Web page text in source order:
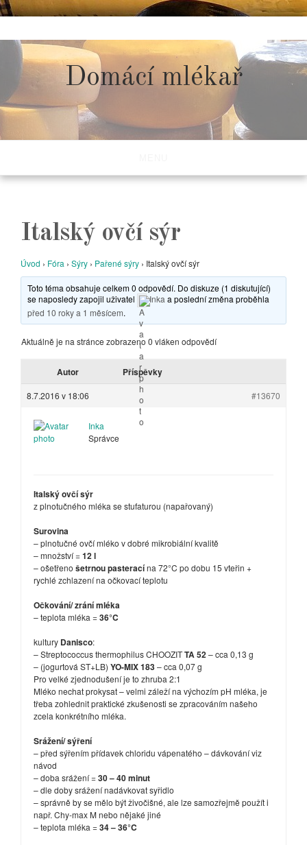
to
content
Domácí mlékař
Italský ovčí sýr
Úvod › Fóra › Sýry › Pařené sýry › Italský ovčí sýr
Toto téma obsahuje celkem 0 odpovědí. Do diskuze (1 diskutující)
se naposledy zapojil uživatel
Inka a poslední změna proběhla
před 10 roky a 1 měsícem.
Aktuálně je na stránce zobrazeno 0 vláken odpovědí
Autor Příspěvky
8.7.2016 v 18:06 #13670
Inka
Správce
Italský ovčí sýr
z plnotučného mléka se stufaturou (napařovaný)
Surovina
– plnotučné ovčí mléko v dobré mikrobiální kvalitě
– množství =12 l
– ošetřeno šetrnou pasteracína 72°C po dobu 15 vteřin +
rychlé zchlazení na očkovací teplotu
Očkování/ zrání mléka
– teplota mléka =36°C
kultury Danisco:
– Streptococcus thermophilus CHOOZITTA 52– cca 0,13 g
– (jogurtová ST+LB) YO-MIX 183– cca 0,07 g
Pro velké zjednodušení je to zhruba 2:1
Mléko nechat prokysat – velmi záleží na výchozím pH mléka, je
třeba zohlednit praktické zkušenosti se zpracováním našeho
zcela konkrétního mléka.
Srážení/ sýření
– před sýřením přídavek chloridu vápenatého – dávkování viz
návod
– doba srážení =30 – 40 minut
– dle doby srážení nadávkovat syřidlo
– správně by se mělo být živočišné, ale lze samozřejmě použít i
např. Chy-max M nebo nějaké jiné
– teplota mléka =34 – 36°C